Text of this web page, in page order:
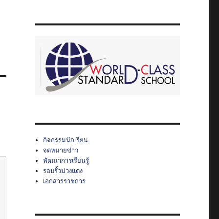
กิจกรรมนักเรียน
จดหมายข่าว
พัฒนาการเรียนรู้
รอบรั้วม่วงแดง
เอกสารราชการ